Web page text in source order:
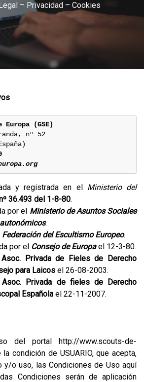
– Privacidad – Cookies
(GSE)
nº 52
y registrada en el Ministerio del
36.493 del 1-8-80.
por el Ministerio de Asuntos Sociales
.
Federación del Escultismo Europeo.
por el Consejo de Europael 12-3-80.
Asoc. Privada de Fieles de Derecho
para Laicos el 26-08-2003.
Asoc. Privada de fieles de Derecho
Española el 22-11-2007.
del portal http://www.scouts-de-
condición de USUARIO, que acepta,
y/o uso, las Condiciones de Uso aquí
Condiciones serán de aplicación